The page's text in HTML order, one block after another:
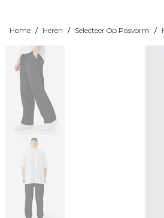
Home / Heren / Selecteer Op Pasvorm /